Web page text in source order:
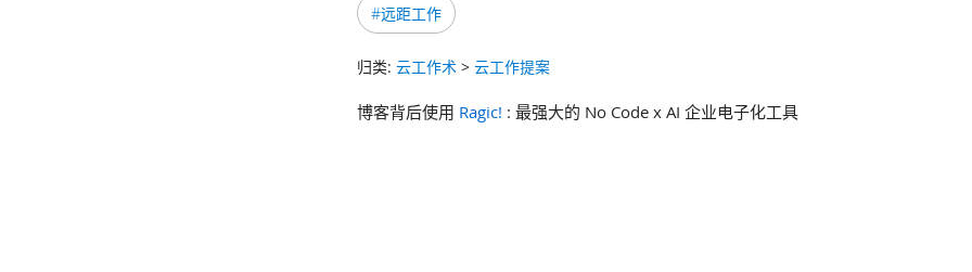
#远距工作
归类:云工作术 >云工作提案
博客背后使用 Ragic! : 最强大的 No Code x AI 企业电子化工具